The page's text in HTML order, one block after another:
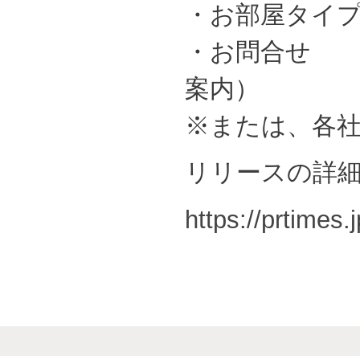
・お部屋タイ
・お問合せ
案内）
※または、各
リリースの詳
https://